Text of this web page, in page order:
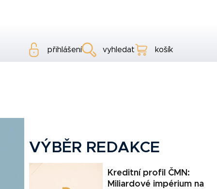
přihlášení vyhledat košík
VÝBĚR REDAKCE
Kreditní profil ČMN:
Miliardové impérium na